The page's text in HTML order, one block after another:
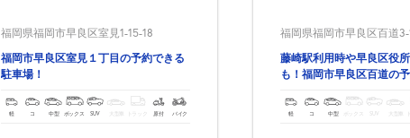
福岡県福岡市早良区室見1-15-18
福岡市早良区室見１丁目の予約できる
駐車場！
軽 コ 中型 ボックス SUV トラック 原付 バイク
福岡県福岡市早良区百道3-
藤崎駅利用時や早良区役
も！福岡市早良区百道の
軽 コ 中型 ボックス SUV